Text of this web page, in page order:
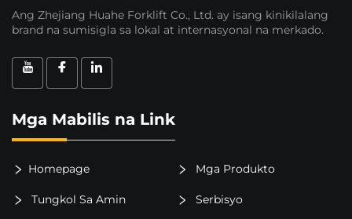
Ang Zhejiang Huahe Forklift Co., Ltd. ay isang kinikilalang
brand na sumisigla sa lokal at internasyonal na merkado.
Mga Mabilis na Link
Homepage Mga Produkto
Tungkol Sa Amin Serbisyo